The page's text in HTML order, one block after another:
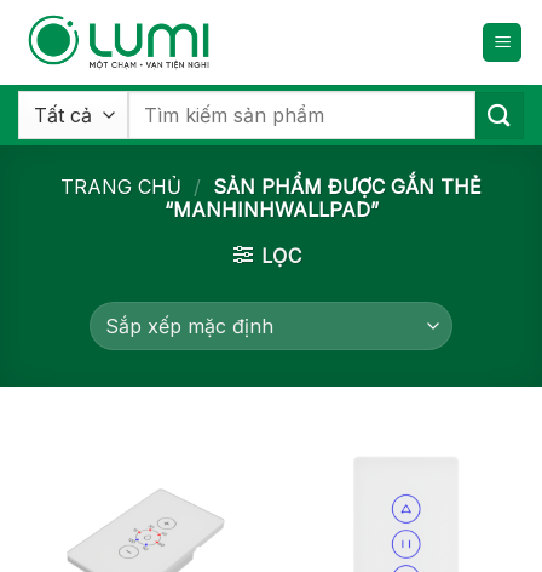
qua
dung
Tìm
TRANG CHỦ / SẢN PHẨM ĐƯỢC GẮN THẺ
“MANHINHWALLPAD”
LỌC